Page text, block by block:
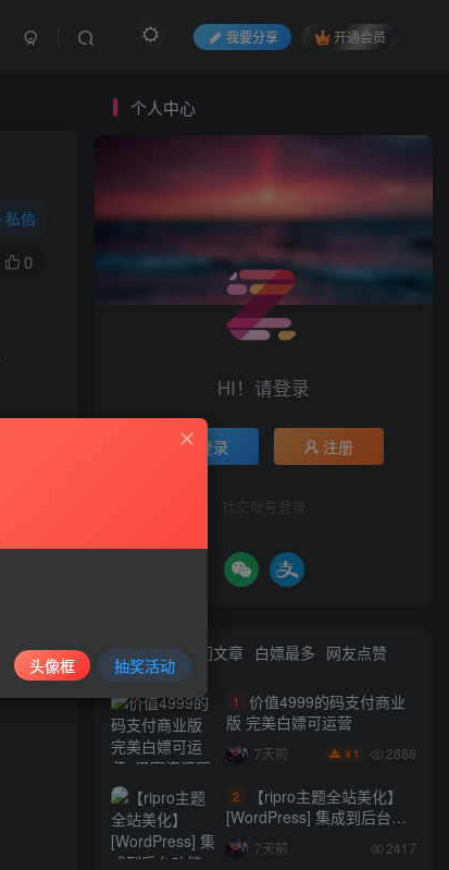
我要分享 开通会员
私信
0
个人中心
HI！请登录
登录 注册
社交账号登录
热门文章 白嫖最多 网友点赞
1
价值4999的码支付商业
版 完美白嫖可运营
7天前 ￥ 1 2888
2
【ripro主题全站美化】
[WordPress] 集成到后台功
能的全站美化包
WordPress…
7天前 2417
头像框 抽奖活动